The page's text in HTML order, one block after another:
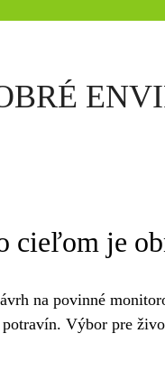
cieľom je
na povinné
Výbor pre